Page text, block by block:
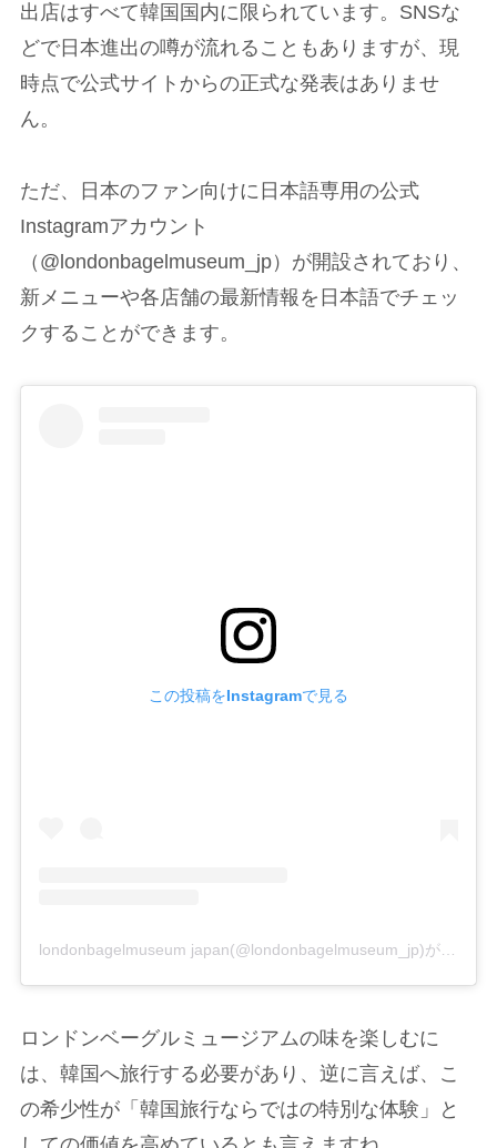
出店はすべて韓国国内に限られています。SNSな
どで日本進出の噂が流れることもありますが、現
時点で公式サイトからの正式な発表はありませ
ん。
ただ、日本のファン向けに日本語専用の公式
Instagramアカウント
（@londonbagelmuseum_jp）が開設されており、
新メニューや各店舗の最新情報を日本語でチェッ
クすることができます。
この投稿をInstagramで見る
ロンドンベーグルミュージアムの味を楽しむに
は、韓国へ旅行する必要があり、逆に言えば、こ
の希少性が「韓国旅行ならではの特別な体験」と